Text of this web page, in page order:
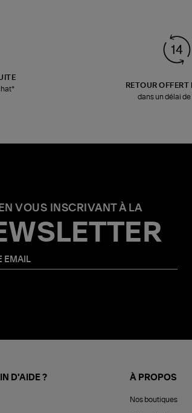
RETOUR OFFERT
dans un délai de
VOUS INSCRIVANT À LA
D'AIDE ? À PROPOS
Nos boutiques